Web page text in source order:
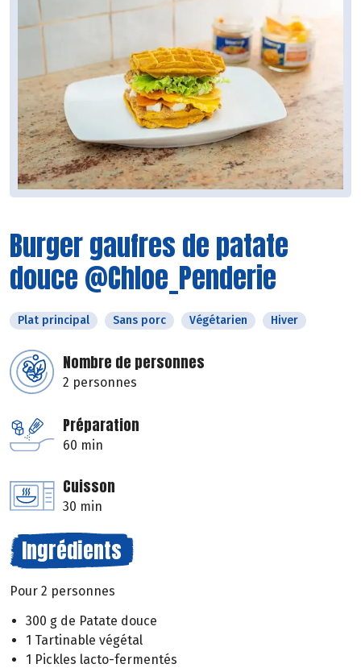
Burger gaufres de patate
douce @Chloe_Penderie
Plat principal Sans porc Végétarien Hiver
Nombre de personnes
2 personnes
Préparation
60 min
Cuisson
30 min
Ingrédients
Pour 2 personnes
300 g de Patate douce
1 Tartinable végétal
1 Pickles lacto-fermentés